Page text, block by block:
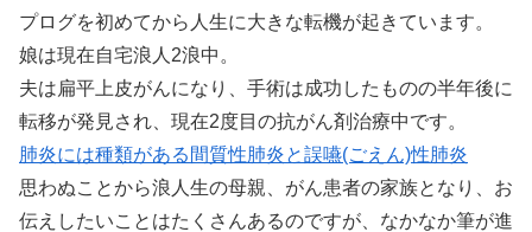
プログを初めてから人生に大きな転機が起きています。
娘は現在自宅浪人2浪中。
夫は扁平上皮がんになり、手術は成功したものの半年後に
転移が発見され、現在2度目の抗がん剤治療中です。
肺炎には種類がある間質性肺炎と誤嚥(ごえん)性肺炎
思わぬことから浪人生の母親、がん患者の家族となり、お
伝えしたいことはたくさんあるのですが、なかなか筆が進